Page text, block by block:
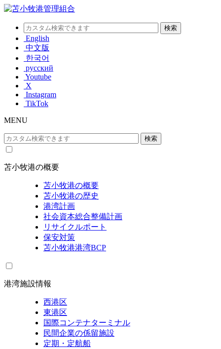
English
中文版
한국어
русский
Youtube
X
Instagram
TikTok
MENU
苫小牧港の概要
苫小牧港の概要
苫小牧港の歴史
港湾計画
社会資本総合整備計画
リサイクルポート
保安対策
苫小牧港港湾BCP
港湾施設情報
西港区
東港区
国際コンテナターミナル
民間企業の係留施設
定期・定航船